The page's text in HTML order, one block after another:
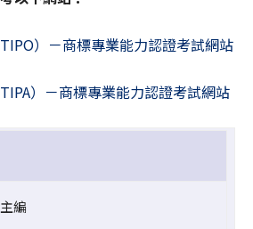
）－商標專業能力認證考試網站
）－商標專業能力認證考試網站
編